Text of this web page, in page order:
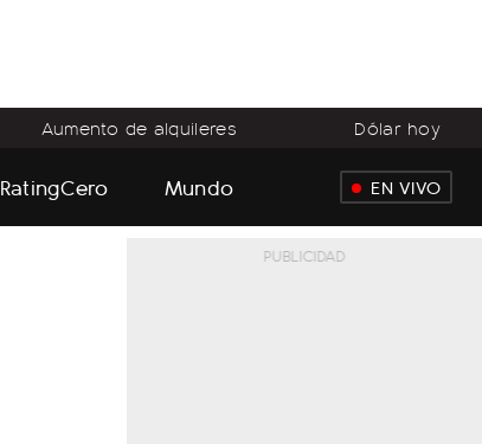
Aumento de alquileres Dólar hoy
RatingCero Mundo EN VIVO